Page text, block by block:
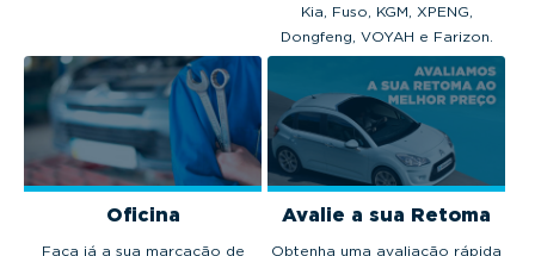
Kia, Fuso, KGM, XPENG,
Dongfeng, VOYAH e Farizon.
Oficina
Faça já a sua marcação de
Avalie a sua Retoma
Obtenha uma avaliação rápida